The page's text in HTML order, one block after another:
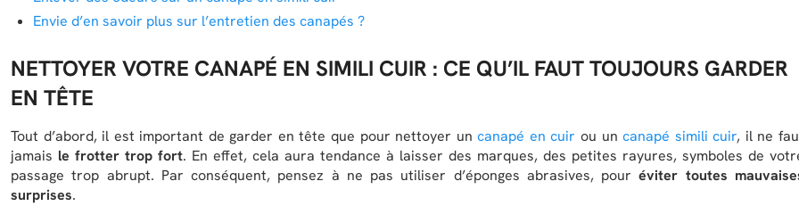
Envie d’en savoir plus sur l’entretien des canapés ?
NETTOYER VOTRE CANAPÉ EN SIMILI CUIR : CE QU’IL FAUT TOUJOURS GARDER
EN TÊTE
Tout d’abord, il est important de garder en tête que pour nettoyer uncanapé en cuir ou uncanapé simili cuir, il ne
jamais le frotter trop fort. En effet, cela aura tendance à laisser des marques, des petites rayures, symboles de
passage trop abrupt. Par conséquent, pensez à ne pas utiliser d’éponges abrasives, pouréviter toutes
surprises.